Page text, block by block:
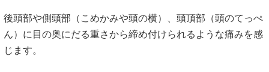
後頭部や側頭部（こめかみや頭の横）、頭頂部（頭のてっぺ
ん）に目の奥にだる重さから締め付けられるような痛みを感
じます。